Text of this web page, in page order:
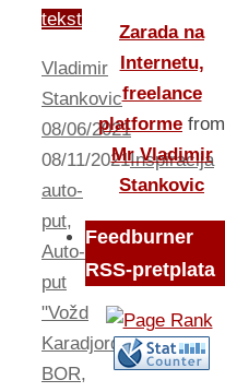
tekst
Vladimir
Stankovic
08/06/2021
08/11/2021Inspiracija
auto-
put,
Auto-
put
"Vožd
Karadjordje",
BOR,
Zarada na
Internetu,
freelance
platforme from
Mr Vladimir
Stankovic
Feedburner
RSS-pretplata